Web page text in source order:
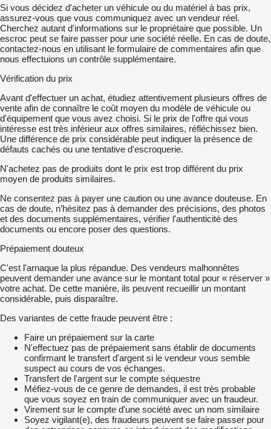
Si vous décidez d'acheter un véhicule ou du matériel à bas prix,
assurez-vous que vous communiquez avec un vendeur réel.
Cherchez autant d'informations sur le propriétaire que possible. Un
escroc peut se faire passer pour une société réelle. En cas de doute,
contactez-nous en utilisant le formulaire de commentaires afin que
nous effectuions un contrôle supplémentaire.
Vérification du prix
Avant d'effectuer un achat, étudiez attentivement plusieurs offres de
vente afin de connaître le coût moyen du modèle de véhicule ou
d'équipement que vous avez choisi. Si le prix de l'offre qui vous
intéresse est très inférieur aux offres similaires, réfléchissez bien.
Une différence de prix considérable peut indiquer la présence de
défauts cachés ou une tentative d'escroquerie.
N'achetez pas de produits dont le prix est trop différent du prix
moyen de produits similaires.
Ne consentez pas à payer une caution ou une avance douteuse. En
cas de doute, n’hésitez pas à demander des précisions, des photos
et des documents supplémentaires, vérifier l'authenticité des
documents ou encore poser des questions.
Prépaiement douteux
C'est l'arnaque la plus répandue. Des vendeurs malhonnêtes
peuvent demander une avance sur le montant total pour « réserver »
votre achat. De cette manière, ils peuvent recueillir un montant
considérable, puis disparaître.
Des variantes de cette fraude peuvent être :
Faire un prépaiement sur la carte
N'effectuez pas de prépaiement sans établir de documents
confirmant le transfert d'argent si le vendeur vous semble
suspect au cours de vos échanges.
Transfert de l'argent sur le compte séquestre
Méfiez-vous de ce genre de demandes, il est très probable
que vous soyez en train de communiquer avec un fraudeur.
Virement sur le compte d'une société avec un nom similaire
Soyez vigilant(e), des fraudeurs peuvent se faire passer pour